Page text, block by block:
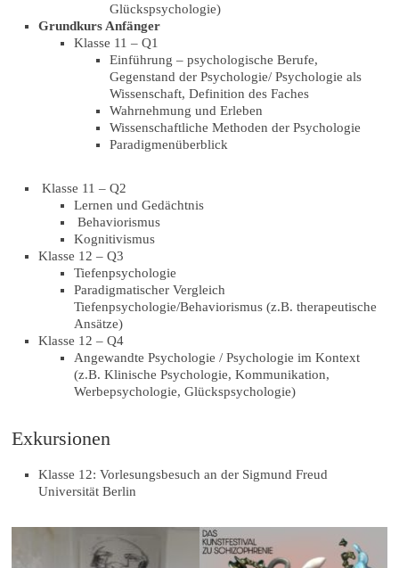
Glückspsychologie)
Grundkurs Anfänger
Klasse 11 – Q1
Einführung – psychologische Berufe,
Gegenstand der Psychologie/ Psychologie als
Wissenschaft, Definition des Faches
Wahrnehmung und Erleben
Wissenschaftliche Methoden der Psychologie
Paradigmenüberblick
Klasse 11 – Q2
Lernen und Gedächtnis
Behaviorismus
Kognitivismus
Klasse 12 – Q3
Tiefenpsychologie
Paradigmatischer Vergleich
Tiefenpsychologie/Behaviorismus (z.B. therapeutische
Ansätze)
Klasse 12 – Q4
Angewandte Psychologie / Psychologie im Kontext
(z.B. Klinische Psychologie, Kommunikation,
Werbepsychologie, Glückspsychologie)
Exkursionen
Klasse 12: Vorlesungsbesuch an der Sigmund Freud
Universität Berlin